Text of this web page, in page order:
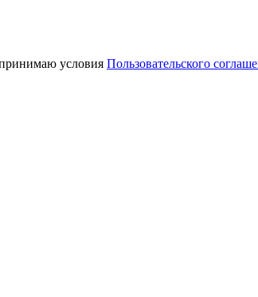
условия Пользовательского